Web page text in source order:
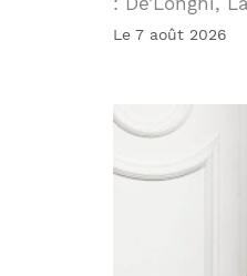
Le 7 août 2026